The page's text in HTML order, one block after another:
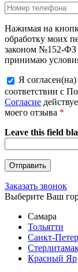
Нажимая на
обработку моих
законом №152-ФЗ
принимаю
Я
соответствии с
Согласие
моего отзыва *
Leave this field
Заказать звонок
Выберите Ваш
Самара
Тольятти
Санкт-
Красный Яр